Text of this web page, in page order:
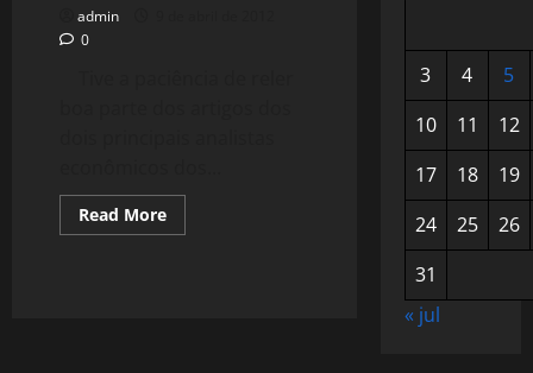
admin
0
Read MoreRead
more
3 4
5
10
11
12
17
18
19
24
25
26
31
« jul